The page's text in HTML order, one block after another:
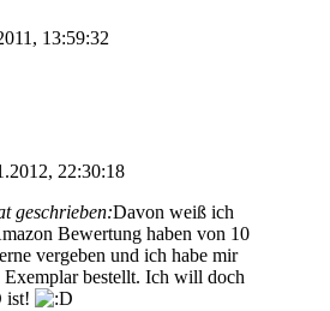
13:59:32
22:30:18
geschrieben:Davon weiß ich
Bewertung haben von 10
vergeben und ich habe mir
Exemplar bestellt. Ich will doch
ist!